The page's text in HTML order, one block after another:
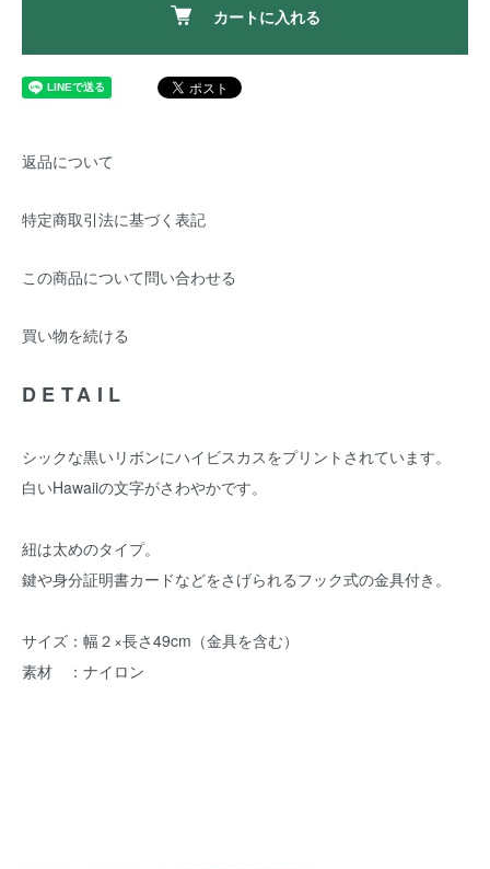
カートに入れる
返品について
特定商取引法に基づく表記
この商品について問い合わせる
買い物を続ける
DETAIL
シックな黒いリボンにハイビスカスをプリントされています。
白いHawaiiの文字がさわやかです。
紐は太めのタイプ。
鍵や身分証明書カードなどをさげられるフック式の金具付き。
サイズ：幅２×長さ49cm（金具を含む）
素材 ：ナイロン